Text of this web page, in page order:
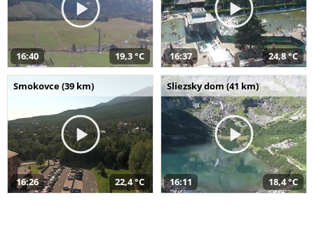
16:40 19,3 °C 16:37 24,8 °C
Smokovce (39 km)
16:26 22,4 °C
Sliezsky dom (41 km)
16:11 18,4 °C